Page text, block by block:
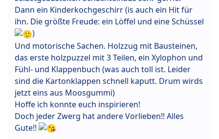
Dann ein Kinderkochgeschirr (is auch ein Hit für
ihn. Die größte Freude: ein Löffel und eine Schüssel
)
Und motorische Sachen. Holzzug mit Bausteinen,
das erste holzpuzzel mit 3 Teilen, ein Xylophon und
Fühl- und Klappenbuch (was auch toll ist. Leider
sind die Kartonklappen schnell kaputt. Drum wirds
jetzt eins aus Moosgummi)
Hoffe ich konnte euch inspirieren!
Doch jeder Zwerg hat andere Vorlieben!! Alles
Gute!!